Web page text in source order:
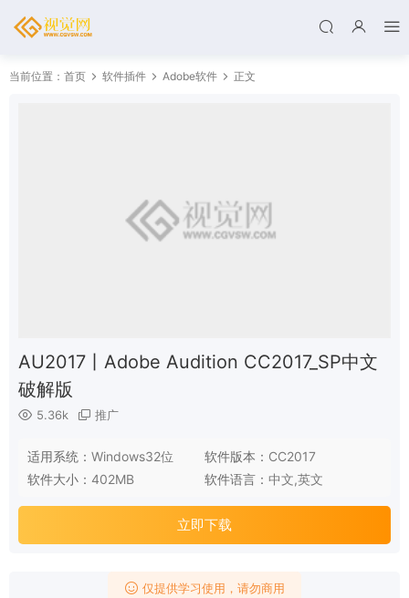
当前位置： 首页 软件插件 Adobe软件 正文
AU2017丨Adobe Audition CC2017_SP中文
破解版
5.36k 推广
适用系统： Windows32位 软件版本： CC2017
软件大小： 402MB 软件语言： 中文,英文
立即下载
仅提供学习使用，请勿商用